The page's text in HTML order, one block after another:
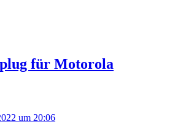
für Motorola
um 20:06